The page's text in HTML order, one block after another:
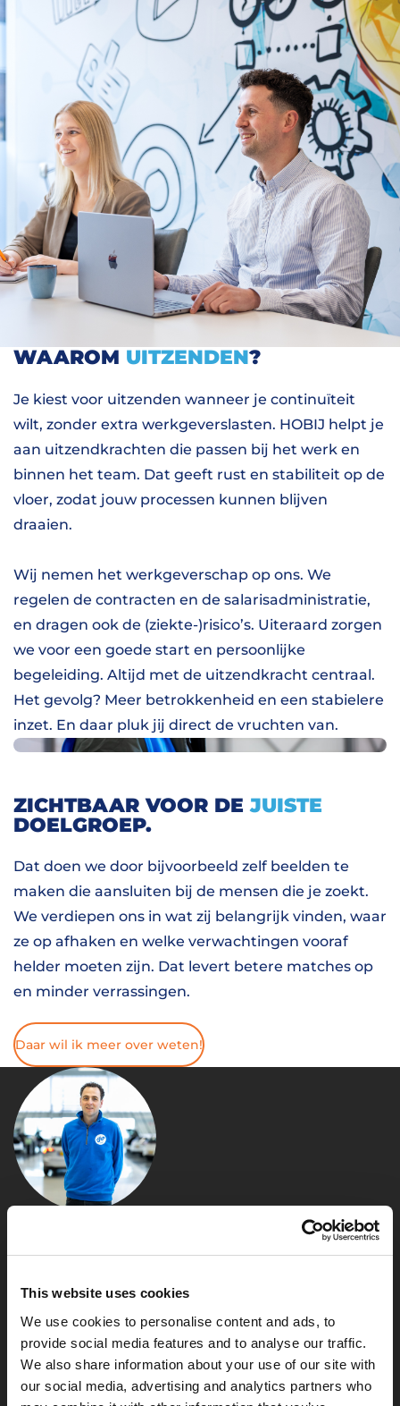
This website uses cookies
We use cookies to personalise content and ads, to
provide social media features and to analyse our traffic.
We also share information about your use of our site with
our social media, advertising and analytics partners who
WAAROM UITZENDEN?
Je kiest voor uitzenden wanneer je continuïteit
wilt, zonder extra werkgeverslasten. HOBIJ helpt je
aan uitzendkrachten die passen bij het werk en
binnen het team. Dat geeft rust en stabiliteit op de
vloer, zodat jouw processen kunnen blijven
draaien.
Wij nemen het werkgeverschap op ons. We
regelen de contracten en de salarisadministratie,
en dragen ook de (ziekte-)risico’s. Uiteraard zorgen
we voor een goede start en persoonlijke
begeleiding. Altijd met de uitzendkracht centraal.
Het gevolg? Meer betrokkenheid en een stabielere
inzet. En daar pluk jij direct de vruchten van.
ZICHTBAAR VOOR DEJUISTE
DOELGROEP.
Dat doen we door bijvoorbeeld zelf beelden te
maken die aansluiten bij de mensen die je zoekt.
We verdiepen ons in wat zij belangrijk vinden, waar
ze op afhaken en welke verwachtingen vooraf
helder moeten zijn. Dat levert betere matches op
en minder verrassingen.
Daar wil ik meer over weten!
WERDEN WE GOED
BEGELEID. VRAGEN
WERDEN SNEL
BEANTWOORD EN ALLES
WERD DUIDELIJK